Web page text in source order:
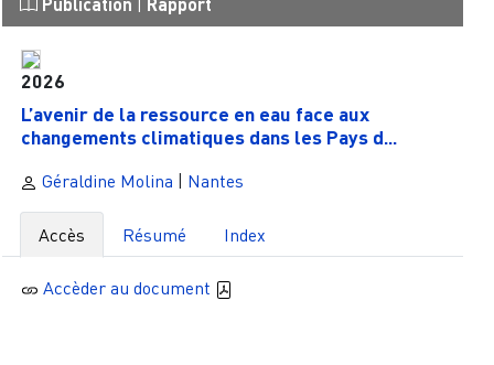
2026
L’avenir de la ressource en eau face aux
changements climatiques dans les Pays d...
Géraldine Molina | Nantes
Accès Résumé Index
Accèder au document